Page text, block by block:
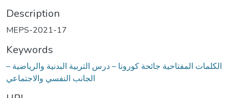
Description
MEPS-2021-17
Keywords
الكلمات المفتاحية جائحة كورونا – درس التربية البدنية والرياضية –
الجانب النفسي والاجتماعي